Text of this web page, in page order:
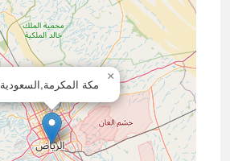
مكة المكرمة,السعودية
×